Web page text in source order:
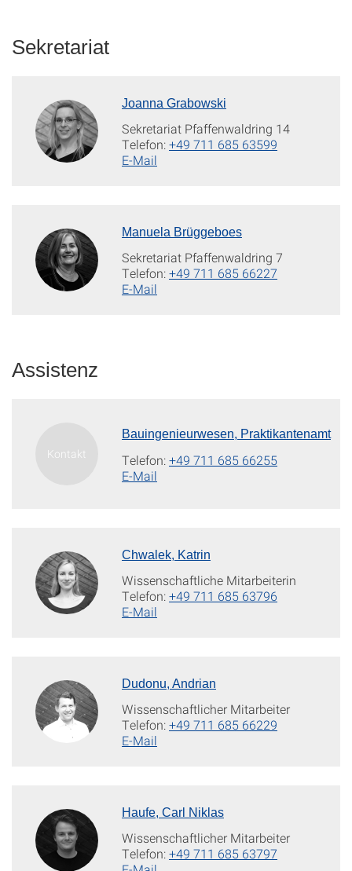
Sekretariat
Joanna Grabowski
Sekretariat Pfaffenwaldring 14
Telefon:+49 711 685 63599
E-Mail
Manuela Brüggeboes
Sekretariat Pfaffenwaldring 7
Telefon:+49 711 685 66227
E-Mail
Assistenz
Bauingenieurwesen, Praktikantenamt
Telefon:+49 711 685 66255
E-Mail
Chwalek, Katrin
Wissenschaftliche Mitarbeiterin
Telefon:+49 711 685 63796
E-Mail
Dudonu, Andrian
Wissenschaftlicher Mitarbeiter
Telefon:+49 711 685 66229
E-Mail
Haufe, Carl Niklas
Wissenschaftlicher Mitarbeiter
Telefon:+49 711 685 63797